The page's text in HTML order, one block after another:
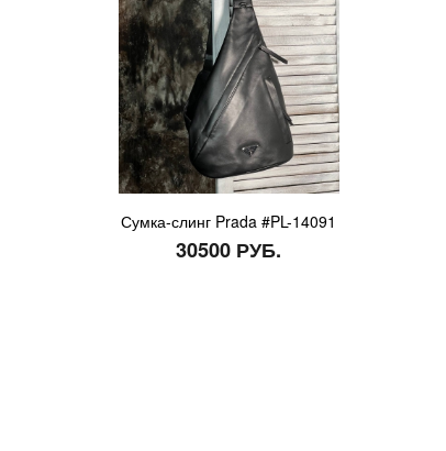
Сумка-слинг Prada #PL-14091
30500 РУБ.